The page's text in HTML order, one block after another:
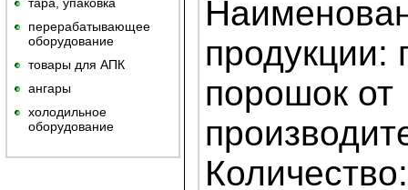
перерабатывающее
оборудование
товары для АПК
ангары
холодильное
оборудование
продукции:
порошок от